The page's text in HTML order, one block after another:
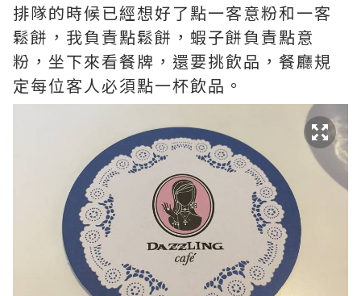
排隊的時候已經想好了點一客意粉和一客
鬆餅，我負責點鬆餅，蝦子餅負責點意
粉，坐下來看餐牌，還要挑飲品，餐廳規
定每位客人必須點一杯飲品。